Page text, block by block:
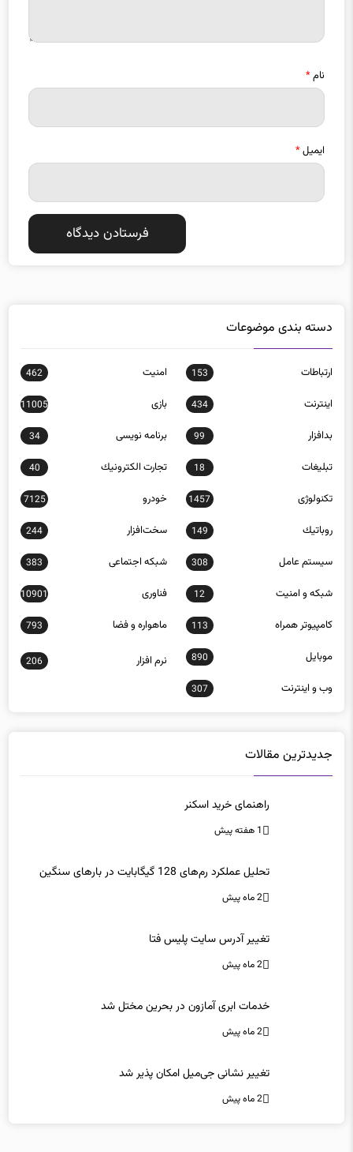
ایمیل*
ارتباطات
اينترنت 434 بازی 11005
بدافزار 99 برنامه نويسی 34
تبلیغات 18 تجارت الكترونيك 40
تکنولوژی 1457 خودرو 7125
روباتيك 149 سخت‌افزار 244
سيستم عامل 308 شبكه اجتماعی 383
شبكه و امنيت 12 فناوری 10901
كامپيوتر همراه 113 ماهواره و فضا 793
موبايل 890
206
وب و اينترنت 307
راهنمای خرید اسکنر
1 هفته پیش
2 ماه پیش
2 ماه پیش
2 ماه پیش
2 ماه پیش